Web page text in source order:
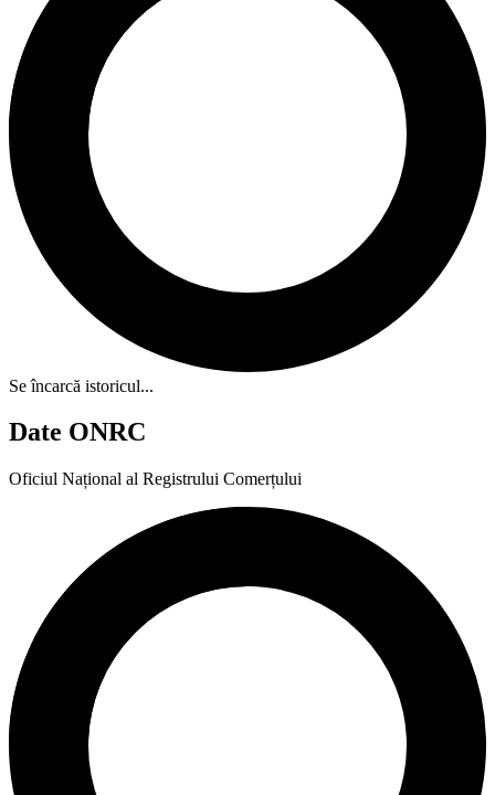
Se încarcă istoricul...
Date ONRC
Oficiul Național al Registrului Comerțului